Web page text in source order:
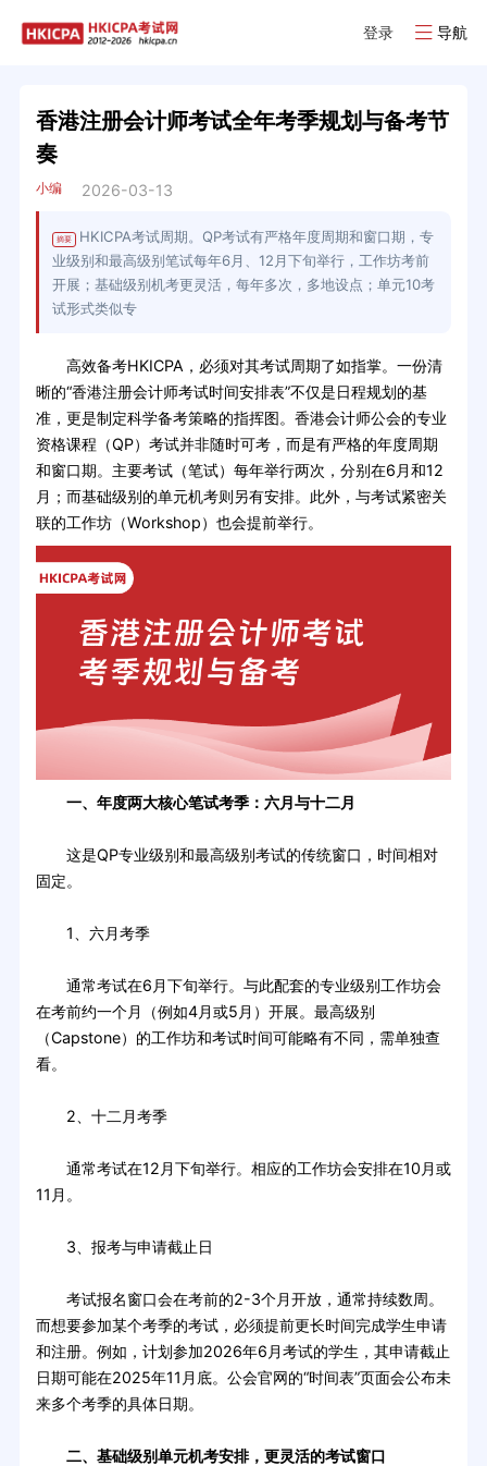
登录 导航
香港注册会计师考试全年考季规划与备考节
奏
小编 2026-03-13
摘要
HKICPA考试周期。QP考试有严格年度周期和窗口期，专
业级别和最高级别笔试每年6月、12月下旬举行，工作坊考前
开展；基础级别机考更灵活，每年多次，多地设点；单元10考
试形式类似专
高效备考HKICPA，必须对其考试周期了如指掌。一份清
晰的“香港注册会计师考试时间安排表”不仅是日程规划的基
准，更是制定科学备考策略的指挥图。香港会计师公会的专业
资格课程（QP）考试并非随时可考，而是有严格的年度周期
和窗口期。主要考试（笔试）每年举行两次，分别在6月和12
月；而基础级别的单元机考则另有安排。此外，与考试紧密关
联的工作坊（Workshop）也会提前举行。
一、年度两大核心笔试考季：六月与十二月
这是QP专业级别和最高级别考试的传统窗口，时间相对
固定。
1、六月考季
通常考试在6月下旬举行。与此配套的专业级别工作坊会
在考前约一个月（例如4月或5月）开展。最高级别
（Capstone）的工作坊和考试时间可能略有不同，需单独查
看。
2、十二月考季
通常考试在12月下旬举行。相应的工作坊会安排在10月或
11月。
3、报考与申请截止日
考试报名窗口会在考前的2-3个月开放，通常持续数周。
而想要参加某个考季的考试，必须提前更长时间完成学生申请
和注册。例如，计划参加2026年6月考试的学生，其申请截止
日期可能在2025年11月底。公会官网的“时间表”页面会公布未
来多个考季的具体日期。
二、基础级别单元机考安排，更灵活的考试窗口